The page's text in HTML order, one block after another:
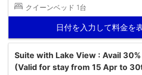
クイーンベッド 1台
日付を入力して料金を
Suite with Lake View : Avail
(Valid for stay from 15 Apr to